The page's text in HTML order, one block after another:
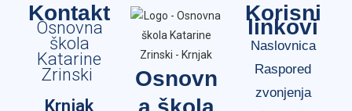
Kontakt
Osnovna
škola
Katarine
Zrinski
Krnjak
Osnovn
Korisni
linkovi
Naslovnica
Raspored
zvonjenja